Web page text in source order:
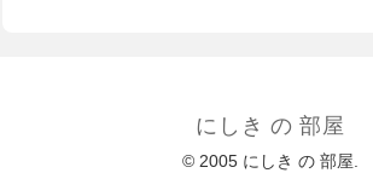
にしき の 部屋
© 2005 にしき の 部屋.